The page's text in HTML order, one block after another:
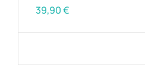
39,90€